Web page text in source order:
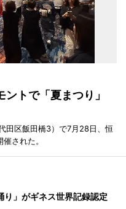
ントで「夏まつり」
田区飯田橋3）で7月28日、恒
された。
り」がギネス世界記録認定